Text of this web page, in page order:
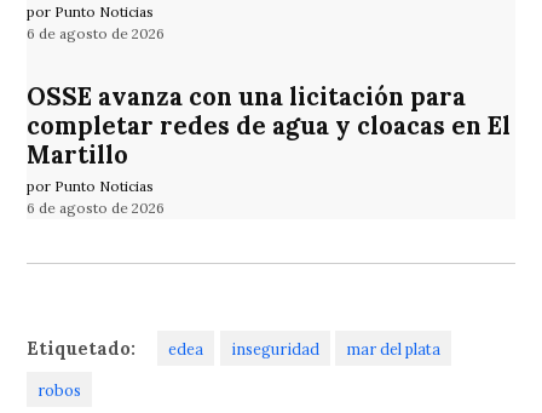
por Punto Noticias
6 de agosto de 2026
OSSE avanza con una licitación para
completar redes de agua y cloacas en El
Martillo
por Punto Noticias
6 de agosto de 2026
Etiquetado: edea inseguridad mar del plata
robos